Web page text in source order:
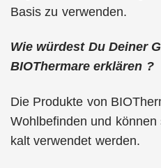
Basis zu verwenden.
Wie würdest Du Deiner
BIOThermare erklären ?
Die Produkte von
Wohlbefinden und
kalt verwendet werden.